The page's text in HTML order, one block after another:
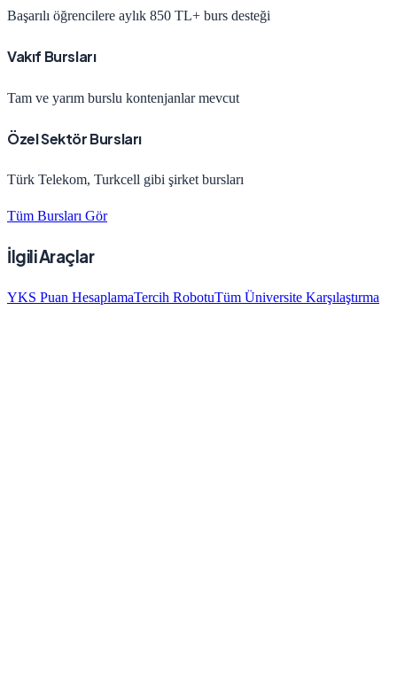
Başarılı öğrencilere aylık 850 TL+ burs desteği
Vakıf Bursları
Tam ve yarım burslu kontenjanlar mevcut
Özel Sektör Bursları
Türk Telekom, Turkcell gibi şirket bursları
Tüm Bursları Gör
İlgili Araçlar
YKS Puan HesaplamaTercih RobotuTüm Üniversite Karşılaştırma